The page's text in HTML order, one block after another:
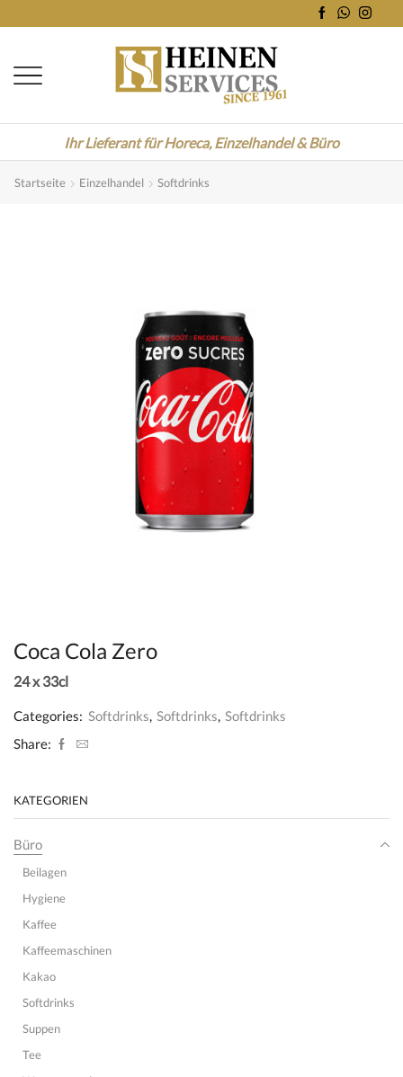
Ihr Lieferant für Horeca, Einzelhandel & Büro
Startseite Einzelhandel Softdrinks
Coca Cola Zero
24 x 33cl
Categories: Softdrinks, Softdrinks, Softdrinks
Share:
KATEGORIEN
Büro
Beilagen
Hygiene
Kaffee
Kaffeemaschinen
Kakao
Softdrinks
Suppen
Tee